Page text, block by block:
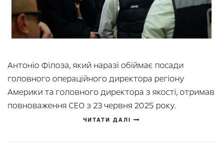
Антоніо Філоза, який наразі обіймає посади
головного операційного директора регіону
Америки та головного директора з якості, отримав
повноваження CEO з 23 червня 2025 року.
ЧИТАТИ ДАЛІ